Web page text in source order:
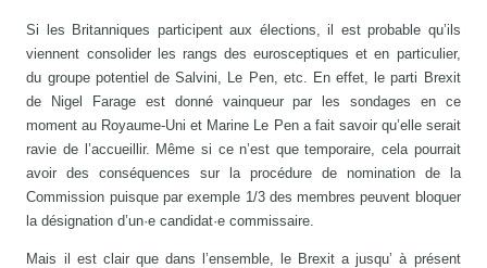
Si les Britanniques participent aux élections, il est probable qu’ils
viennent consolider les rangs des eurosceptiques et en particulier,
du groupe potentiel de Salvini, Le Pen, etc. En effet, le parti Brexit
de Nigel Farage est donné vainqueur par les sondages en ce
moment au Royaume-Uni et Marine Le Pen a fait savoir qu’elle serait
ravie de l’accueillir. Même si ce n’est que temporaire, cela pourrait
avoir des conséquences sur la procédure de nomination de la
Commission puisque par exemple 1/3 des membres peuvent bloquer
la désignation d’un·e candidat·e commissaire.
Mais il est clair que dans l’ensemble, le Brexit a jusqu’ à présent